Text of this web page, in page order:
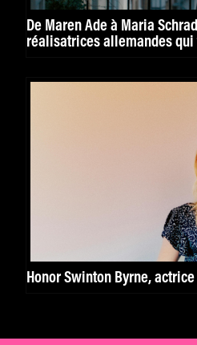
De Maren Ade à Maria
réalisatrices allemandes
Honor Swinton Byrne, actrice